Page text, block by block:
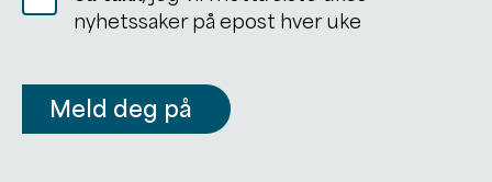
nyhetssaker på epost hver uke
Meld deg på